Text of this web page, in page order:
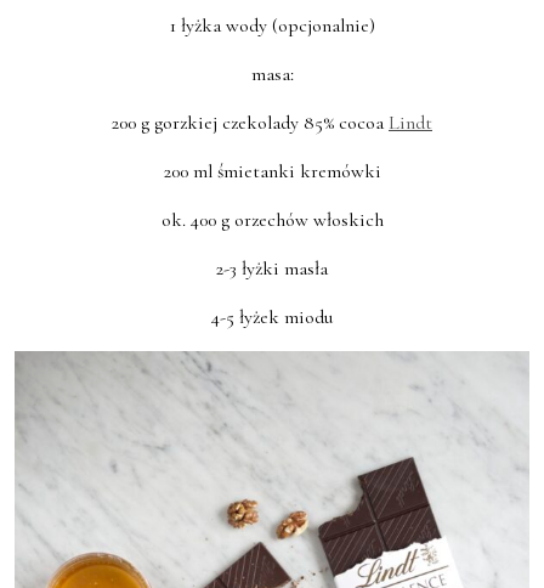
1 łyżka wody (opcjonalnie)
masa:
200 g gorzkiej czekolady 85% cocoa Lindt
200 ml śmietanki kremówki
ok. 400 g orzechów włoskich
2-3 łyżki masła
4-5 łyżek miodu